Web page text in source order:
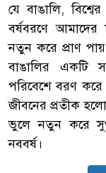
যে বাঙালি,
বর্ষবরণে আমাদের
নতুন করে প্রাণ
বাঙালির একটি
পরিবেশে বরণ
জীবনের প্রতীক হলো
ভুলে নতুন করে
নববর্ষ।